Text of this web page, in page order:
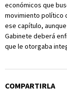
económicos que
movimiento político
ese capítulo,
Gabinete deberá
que le otorgaba
COMPARTIRLA